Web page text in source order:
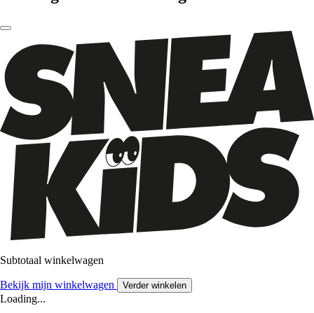
Subtotaal winkelwagen
Bekijk mijn winkelwagen Verder winkelen
Loading...